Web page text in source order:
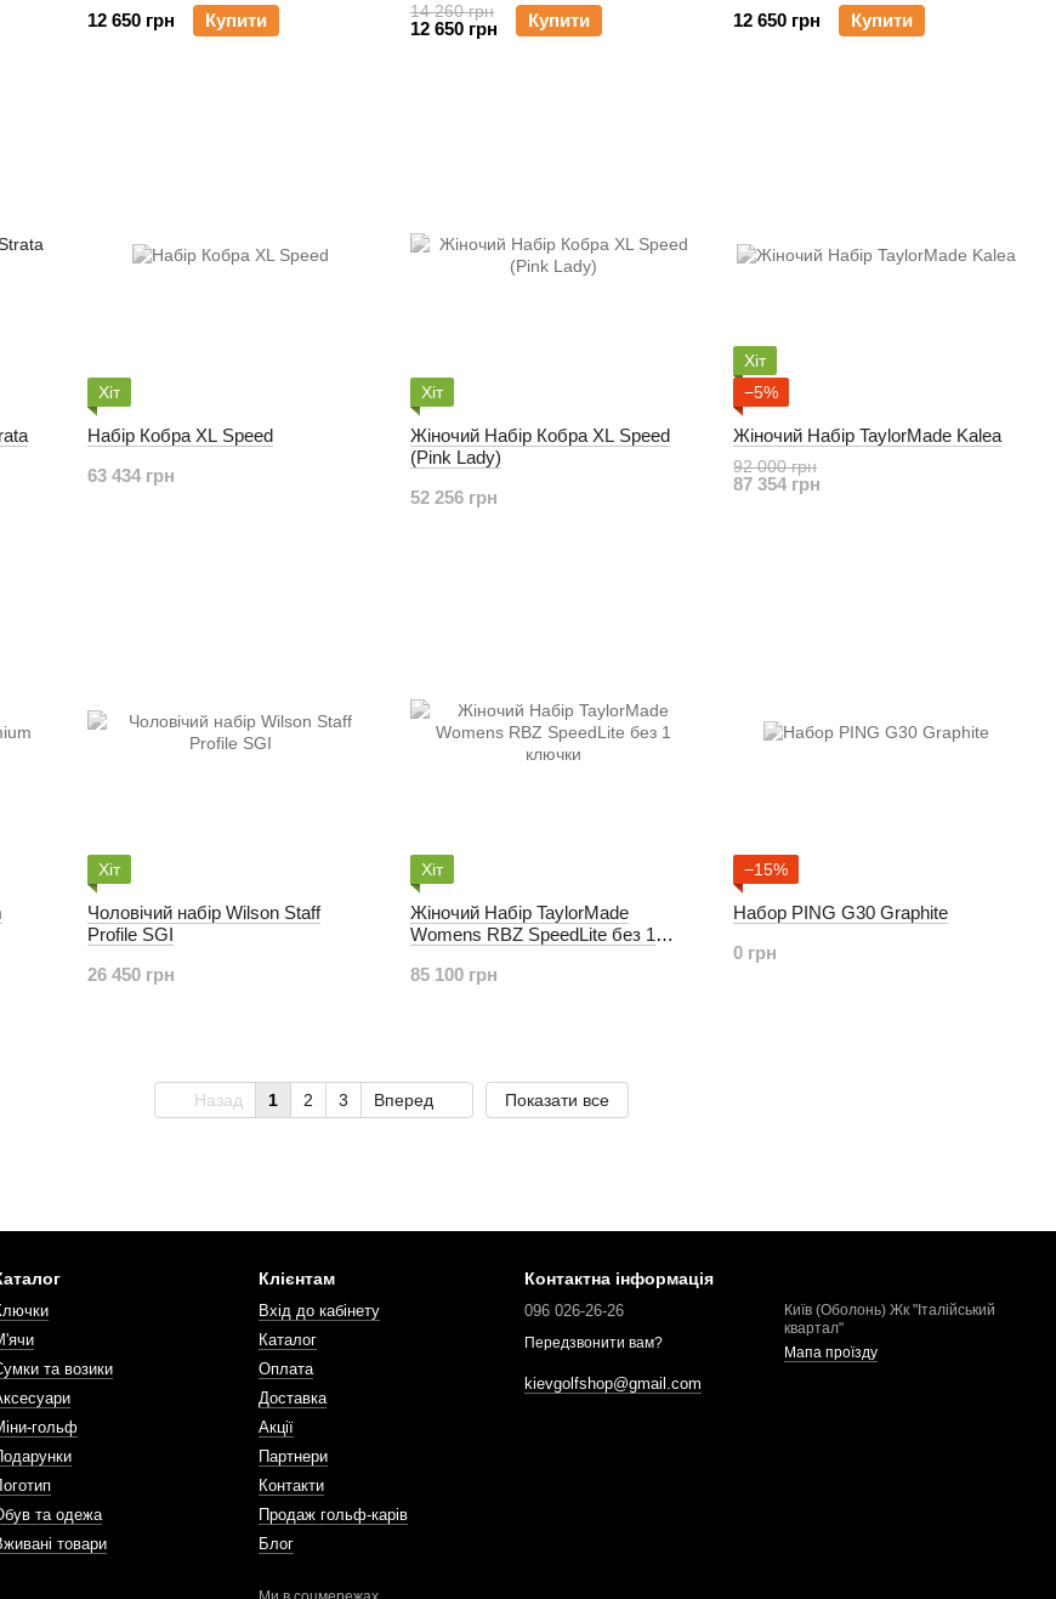
12 650 грн
Купити 14 260 грн
12 650 грн Купити
12 650 грн
Купити
Хіт
Набір Кобра XL Speed
63 434 грн
Хіт
Жіночий Набір Кобра XL Speed
(Pink Lady)
52 256 грн
Хіт
−5%
Жіночий Набір TaylorMade Kalea
92 000 грн
87 354 грн
Хіт
Чоловічий набір Wilson Staff
Profile SGI
26 450 грн
Хіт
Жіночий Набір TaylorMade
Womens RBZ SpeedLite без 1
85 100 грн
−15%
Набор PING G30 Graphite
0 грн
Назад 1 2 3 Вперед Показати все
та возики
гольф
та одежа
товари
Клієнтам
Вхід до кабінету
Каталог
Оплата
Доставка
Акції
Партнери
Контакти
Продаж гольф-карів
Блог
Контактна інформація
096 026-26-26
Передзвонити вам?
kievgolfshop@gmail.com
Київ (Оболонь) Жк "Італійський
квартал"
Мапа проїзду